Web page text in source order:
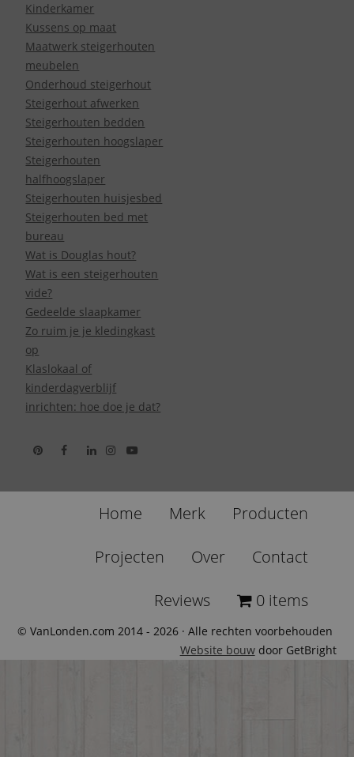
Kinderkamer
Kussens op maat
Maatwerk steigerhouten
meubelen
Onderhoud steigerhout
Steigerhout afwerken
Steigerhouten bedden
Steigerhouten hoogslaper
Steigerhouten
halfhoogslaper
Steigerhouten huisjesbed
Steigerhouten bed met
bureau
Wat is Douglas hout?
Wat is een steigerhouten
vide?
Gedeelde slaapkamer
Zo ruim je je kledingkast
op
Klaslokaal of
kinderdagverblijf
inrichten: hoe doe je dat?
Home Merk Producten
Projecten Over Contact
Reviews 0 items
© VanLonden.com 2014 - 2026 · Alle rechten voorbehouden
Website bouwdoor GetBright